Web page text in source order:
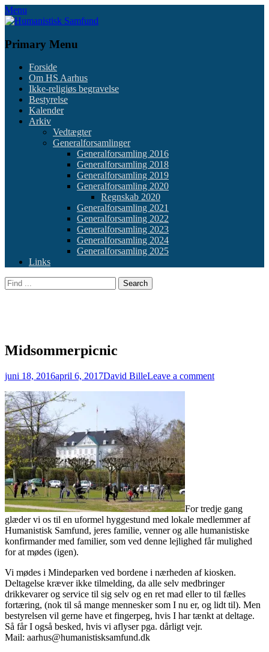
Skip
to
Menu
Primary Menu
Forside
Om HS Aarhus
Ikke-religiøs begravelse
Bestyrelse
Kalender
Arkiv
Vedtægter
Generalforsamlinger
Generalforsamling 2016
Generalforsamling 2018
Generalforsamling 2019
Generalforsamling 2020
Regnskab 2020
Generalforsamling 2021
Generalforsamling 2022
Generalforsamling 2023
Generalforsamling 2024
Generalforsamling 2025
Links
Header
Toggle
Facebook
Email
WordPress
YouTube
Cloud
Search
for:
Midsommerpicnic
Posted
juni 18, 2016april 6, 2017Author
David BilleLeave a comment
For tredje gang
glæder vi os til en uformel hyggestund med lokale medlemmer af
Humanistisk Samfund, jeres familie, venner og alle humanistiske
konfirmander med familier, som ved denne lejlighed får mulighed
for at mødes (igen).
Vi mødes i Mindeparken ved bordene i nærheden af kiosken.
Deltagelse kræver ikke tilmelding, da alle selv medbringer
drikkevarer og service til sig selv og en ret mad eller to til fælles
fortæring, (nok til så mange mennesker som I nu er, og lidt til). Men
bestyrelsen vil gerne have et fingerpeg, hvis I har tænkt at deltage.
Så får I også besked, hvis vi aflyser pga. dårligt vejr.
Mail: aarhus@humanistisksamfund.dk